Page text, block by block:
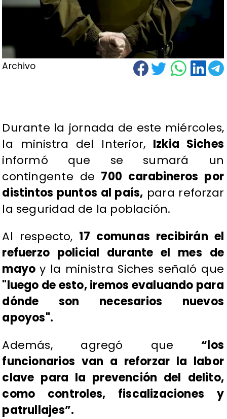
Archivo
Durante la jornada de este miércoles,
la ministra del Interior, Izkia Siches
informó que se sumará un
contingente de 700 carabineros por
distintos puntos al país, para reforzar
la seguridad de la población.
Al respecto, 17 comunas recibirán el
refuerzo policial durante el mes de
mayoy la ministra Siches señaló que
"luego de esto, iremos evaluando para
dónde son necesarios nuevos
apoyos".
Además, agregó que “los
funcionarios van a reforzar la labor
clave para la prevención del delito,
como controles, fiscalizaciones y
patrullajes”.